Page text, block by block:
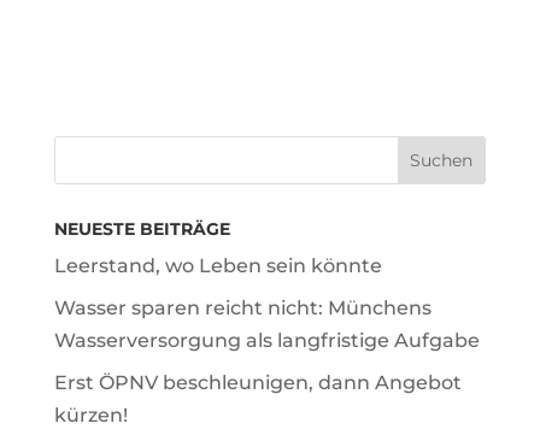
NEUESTE BEITRÄGE
Leerstand, wo Leben sein könnte
Wasser sparen reicht nicht: Münchens
Wasserversorgung als langfristige Aufgabe
Erst ÖPNV beschleunigen, dann Angebot
kürzen!